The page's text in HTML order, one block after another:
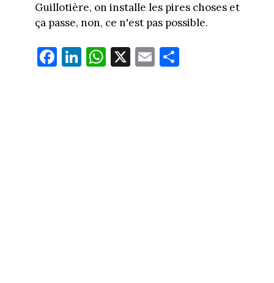
Guillotière, on installe les pires choses et
ça passe, non, ce n'est pas possible.
Fa
ce
Li
nk
W
ha
X E
m
Pa
rt